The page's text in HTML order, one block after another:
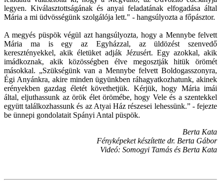
legyen. Kiválasztottságának és anyai feladatának elfogadása által
Mária a mi üdvösségünk szolgálója lett." - hangsúlyozta a főpásztor.
A megyés püspök végül azt hangsúlyozta, hogy a Mennybe felvett
Mária ma is egy az Egyházzal, az üldözést szenvedő
keresztényekkel, akik életüket adják Jézusért. Egy azokkal, akik
imádkoznak, akik közösségben élve megosztják hitük örömét
másokkal. „Szükségünk van a Mennybe felvett Boldogasszonyra,
Égi Anyánkra, akire minden ügyünkben ráhagyatkozhatunk, akinek
erényekben gazdag életét követhetjük. Kérjük, hogy Mária imái
által, eljuthassunk az örök élet örömébe, hogy Vele és a szentekkel
együtt találkozhassunk és az Atyai Ház részesei lehessünk.” - fejezte
be ünnepi gondolatait Spányi Antal püspök.
Berta Kata
Fényképeket készítette dr. Berta Gábor
Videó: Somogyi Tamás és Berta Kata